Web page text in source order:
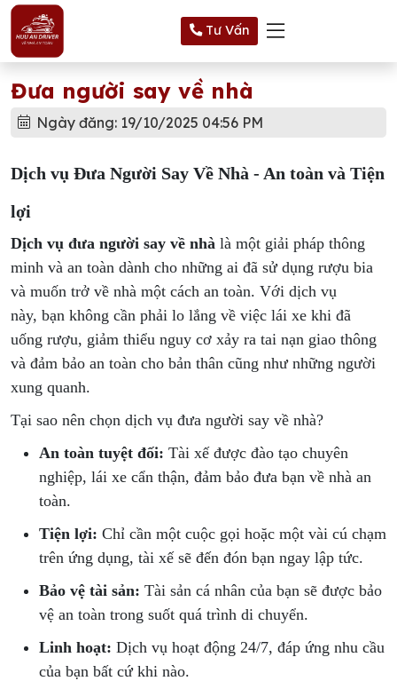
Tư Vấn
Đưa người say về nhà
Ngày đăng: 19/10/2025 04:56 PM
Dịch vụ Đưa Người Say Về Nhà - An toàn và Tiện
lợi
Dịch vụ đưa người say về nhà là một giải pháp thông
minh và an toàn dành cho những ai đã sử dụng rượu bia
và muốn trở về nhà một cách an toàn. Với dịch vụ
này, bạn không cần phải lo lắng về việc lái xe khi đã
uống rượu, giảm thiểu nguy cơ xảy ra tai nạn giao thông
và đảm bảo an toàn cho bản thân cũng như những người
xung quanh.
Tại sao nên chọn dịch vụ đưa người say về nhà?
An toàn tuyệt đối: Tài xế được đào tạo chuyên
nghiệp, lái xe cẩn thận, đảm bảo đưa bạn về nhà an
toàn.
Tiện lợi: Chỉ cần một cuộc gọi hoặc một vài cú chạm
trên ứng dụng, tài xế sẽ đến đón bạn ngay lập tức.
Bảo vệ tài sản: Tài sản cá nhân của bạn sẽ được bảo
vệ an toàn trong suốt quá trình di chuyển.
Linh hoạt: Dịch vụ hoạt động 24/7, đáp ứng nhu cầu
của bạn bất cứ khi nào.